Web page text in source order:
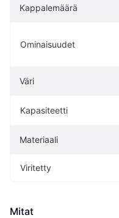
Kappalemäärä
Ominaisuudet
Väri
Kapasiteetti
Materiaali
Viritetty
Mitat